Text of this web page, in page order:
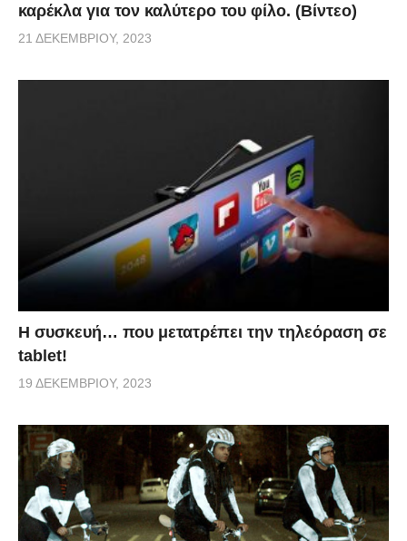
καρέκλα για τον καλύτερο του φίλο. (Βίντεο)
21 ΔΕΚΕΜΒΡΊΟΥ, 2023
Η συσκευή… που μετατρέπει την τηλεόραση σε
tablet!
19 ΔΕΚΕΜΒΡΊΟΥ, 2023